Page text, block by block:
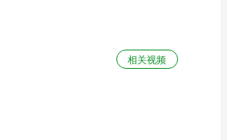
相关视频